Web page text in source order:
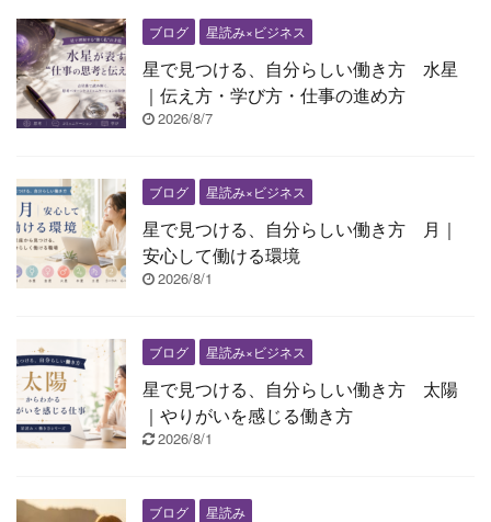
ブログ 星読み×ビジネス
星で見つける、自分らしい働き方 水星
｜伝え方・学び方・仕事の進め方
2026/8/7
ブログ 星読み×ビジネス
星で見つける、自分らしい働き方 月｜
安心して働ける環境
2026/8/1
ブログ 星読み×ビジネス
星で見つける、自分らしい働き方 太陽
｜やりがいを感じる働き方
2026/8/1
ブログ 星読み